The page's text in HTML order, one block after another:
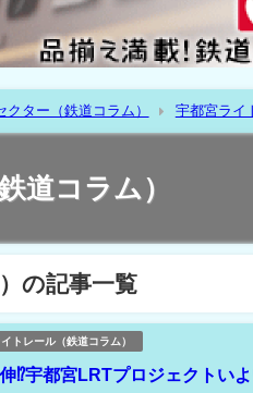
クター（鉄道コラム） 宇都宮ライ
道コラム）
の記事一覧
トレール（鉄道コラム）
⁉宇都宮LRTプロジェクトい